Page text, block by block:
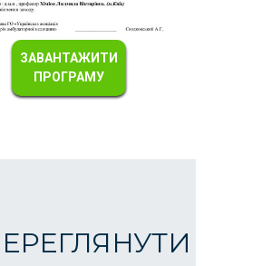
ЗАВАНТАЖИТИ
ПРОГРАМУ